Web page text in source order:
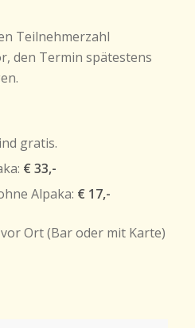
Teilnehmerzahl
den Termin spätestens
gratis.
€ 33,-
Alpaka: € 17,-
Ort (Bar oder mit Karte)